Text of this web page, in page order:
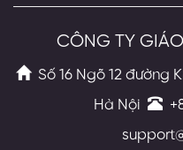
CÔNG TY
Số 16 Ngõ 12 đường
Hà Nội